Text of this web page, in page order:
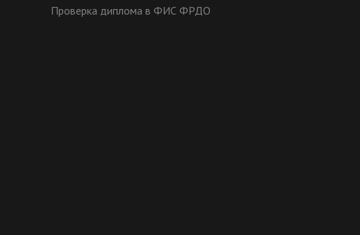
Проверка диплома в ФИС ФРДО